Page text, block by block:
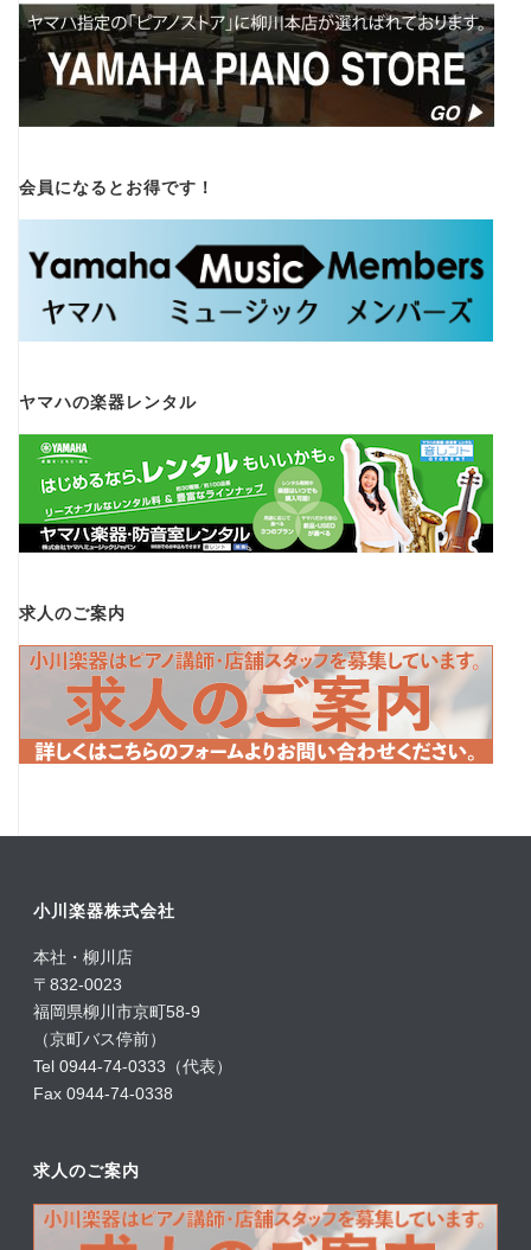
会員になるとお得です！
ヤマハの楽器レンタル
求人のご案内
小川楽器株式会社
本社・柳川店
〒832-0023
福岡県柳川市京町58-9
（京町バス停前）
Tel 0944-74-0333（代表）
Fax 0944-74-0338
求人のご案内